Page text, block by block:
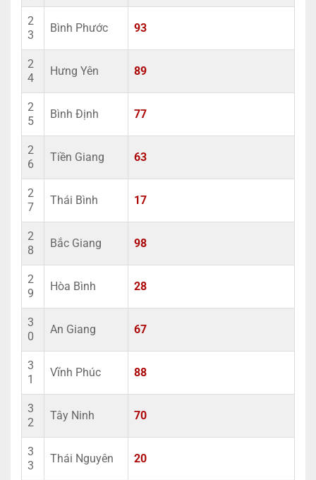
2
3
Bình Phước 93
2
4
Hưng Yên 89
2
5
Bình Định 77
2
6
Tiền Giang 63
2
7
Thái Bình 17
2
8
Bắc Giang 98
2
9
Hòa Bình 28
3
0
An Giang 67
3
1
Vĩnh Phúc 88
3
2
Tây Ninh 70
3
3
Thái Nguyên 20